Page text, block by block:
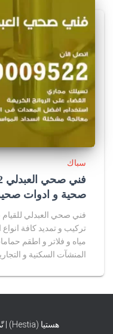
سباك
صحية و ادوات
فني صحي العبدلي
تركيب و تمديد كافة
مياه و فلاتر و اطقم
المنشآت السكنية و
هستيا (Hestia) | تّم التطوير بواسطة